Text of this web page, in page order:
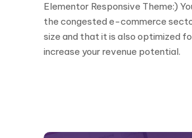
Elementor Responsive Theme:)
the congested e-commerce
size and that it is also optimized
increase your revenue potential.